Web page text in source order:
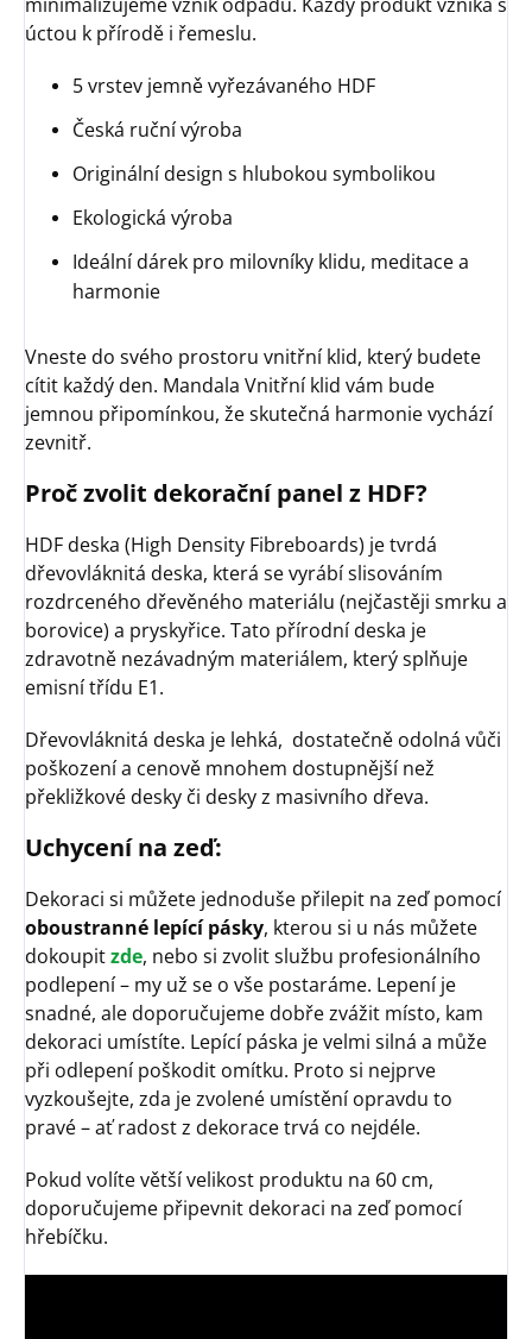
úctou k přírodě i řemeslu.
5 vrstev jemně vyřezávaného HDF
Česká ruční výroba
Originální design s hlubokou symbolikou
Ekologická výroba
Ideální dárek pro milovníky klidu, meditace a
harmonie
Vneste do svého prostoru vnitřní klid, který budete
cítit každý den. Mandala Vnitřní klid vám bude
jemnou připomínkou, že skutečná harmonie vychází
zevnitř.
Proč zvolit dekorační panel z HDF?
HDF deska (High Density Fibreboards) je tvrdá
dřevovláknitá deska, která se vyrábí slisováním
rozdrceného dřevěného materiálu (nejčastěji smrku a
borovice) a pryskyřice. Tato přírodní deska je
zdravotně nezávadným materiálem, který splňuje
emisní třídu E1.
Dřevovláknitá deska je lehká, dostatečně odolná vůči
poškození a cenově mnohem dostupnější než
překližkové desky či desky z masivního dřeva.
Uchycení na zeď:
Dekoraci si můžete jednoduše přilepit na zeď pomocí
oboustranné lepící pásky, kterou si u nás můžete
dokoupitzde, nebo si zvolit službu profesionálního
podlepení – my už se o vše postaráme. Lepení je
snadné, ale doporučujeme dobře zvážit místo, kam
dekoraci umístíte. Lepící páska je velmi silná a může
při odlepení poškodit omítku. Proto si nejprve
vyzkoušejte, zda je zvolené umístění opravdu to
pravé – ať radost z dekorace trvá co nejdéle.
Pokud volíte větší velikost produktu na 60 cm,
doporučujeme připevnit dekoraci na zeď pomocí
hřebíčku.